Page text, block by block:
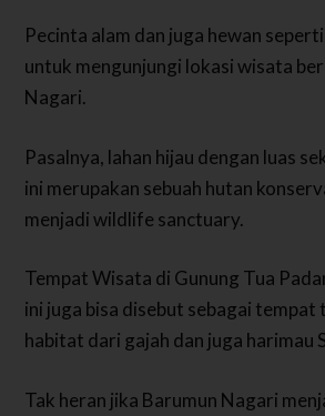
Pecinta alam dan juga hewan
untuk mengunjungi lokasi wisata
Nagari.
Pasalnya, lahan hijau dengan luas
ini merupakan sebuah hutan
menjadi wildlife sanctuary.
Tempat Wisata di Gunung Tua
ini juga bisa disebut sebagai tempat
habitat dari gajah dan juga harimau
Tak heran jika Barumun Nagari